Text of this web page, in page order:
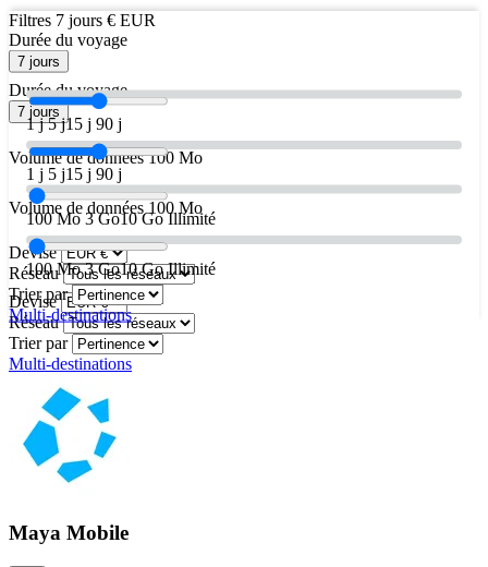
Filtres 7 jours € EUR
Durée du voyage
7 jours
1 j 5 j15 j 90 j
Volume de données 100 Mo
100 Mo 3 Go10 Go Illimité
Devise
Réseau
Trier par
Multi-destinations
Durée du voyage
7 jours
1 j 5 j15 j 90 j
Volume de données 100 Mo
100 Mo 3 Go10 Go Illimité
Devise
Réseau
Trier par
Multi-destinations
Maya Mobile